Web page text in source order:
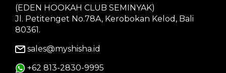
(EDEN HOOKAH CLUB SEMINYAK)
Jl. Petitenget No.78A, Kerobokan Kelod, Bali
80361.
sales@myshisha.id
+62 813-2830-9995